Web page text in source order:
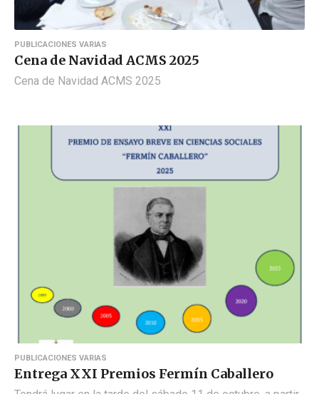
PUBLICACIONES VARIAS
Cena de Navidad ACMS 2025
Cena de Navidad ACMS 2025
PUBLICACIONES VARIAS
Entrega XXI Premios Fermín Caballero